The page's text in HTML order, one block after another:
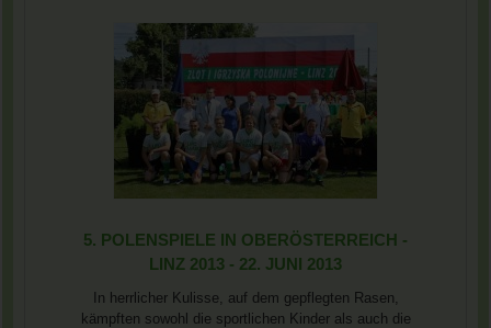
5. POLENSPIELE IN OBERÖSTERREICH -
LINZ 2013 - 22. JUNI 2013
In herrlicher Kulisse, auf dem gepflegten Rasen,
kämpften sowohl die sportlichen Kinder als auch die